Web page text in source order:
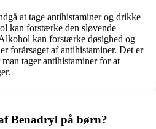
at tage antihistaminer og drikke
kan forstærke den sløvende
kan forstærke døsighed og
forårsaget af antihistaminer. Det er
tager antihistaminer for at
Benadryl på børn?